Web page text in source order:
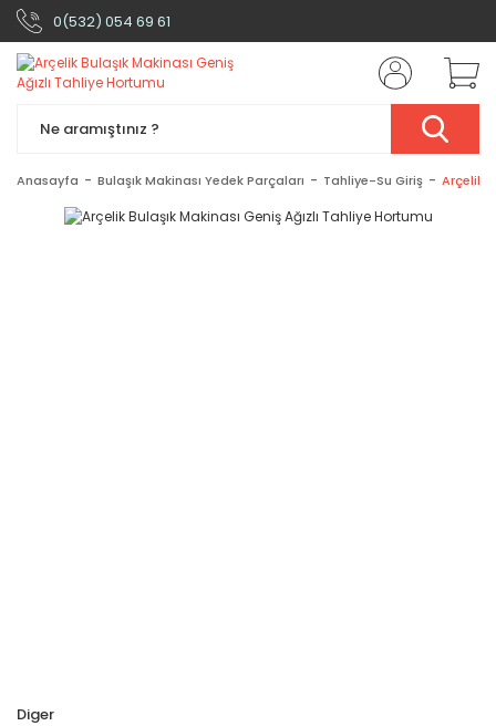
0(532) 054 69 61
Anasayfa Bulaşık Makinası Yedek Parçaları Tahliye-Su Giriş Arçelik
Diger